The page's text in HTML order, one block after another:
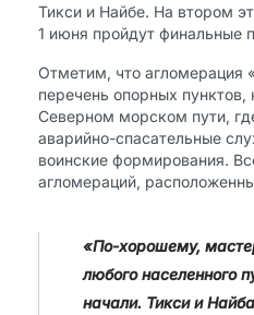
Тикси и Найбе. На втором
1 июня пройдут финальные
Отметим, что агломерация
перечень опорных пунктов,
Северном морском пути,
аварийно-спасательные
воинские формирования.
агломераций,
«По-хорошему,
любого населенного
начали. Тикси и